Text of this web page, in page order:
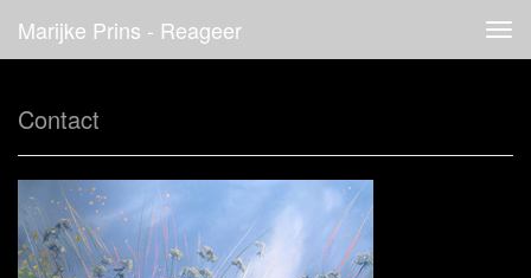
Marijke Prins - Reageer
Contact